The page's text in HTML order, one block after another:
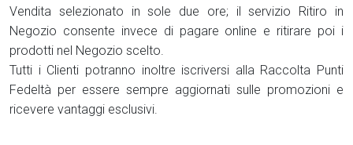
Vendita selezionato in sole due ore; il servizio Ritiro in
Negozio consente invece di pagare online e ritirare poi i
prodotti nel Negozio scelto.
Tutti i Clienti potranno inoltre iscriversi alla Raccolta Punti
Fedeltà per essere sempre aggiornati sulle promozioni e
ricevere vantaggi esclusivi.